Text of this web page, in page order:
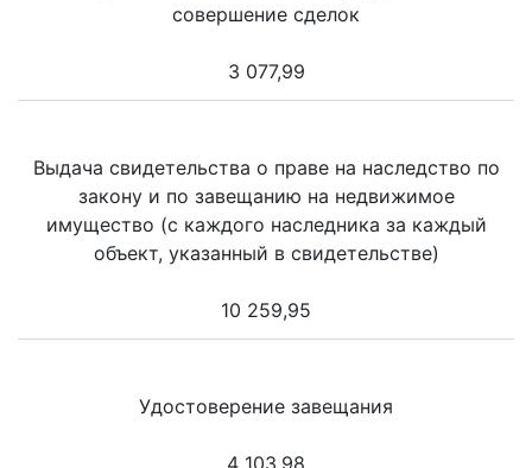
совершение сделок
3 077,99
Выдача свидетельства о праве на наследство по
закону и по завещанию на недвижимое
имущество (с каждого наследника за каждый
объект, указанный в свидетельстве)
10 259,95
Удостоверение завещания
4 103,98